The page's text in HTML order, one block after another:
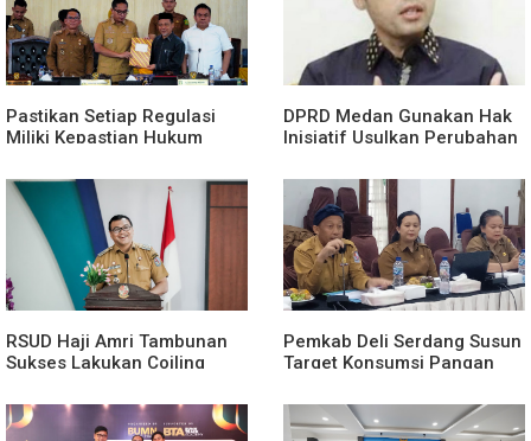
Pastikan Setiap Regulasi
Miliki Kepastian Hukum
Dorong Pencabutan Perda
Lembaga Kemasyarakatan
DPRD Medan Gunakan Hak
Inisiatif Usulkan Perubahan
Kemiskinan
RSUD Haji Amri Tambunan
Sukses Lakukan Coiling
Pemkab Deli Serdang Susun
Target Konsumsi Pangan
Gizi